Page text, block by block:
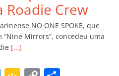
a
ss
ro
o
k h
ar
Roadie Crew
NO ONE SPOKE, que
Mirrors”, concedeu uma
[…]